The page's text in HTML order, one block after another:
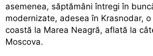
asemenea, săptămâni întregi în
modernizate, adesea în Krasnodar,
coastă la Marea Neagră, aflată la
Moscova.